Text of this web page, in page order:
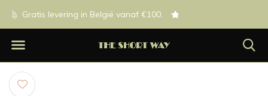
Exclusieve merken.